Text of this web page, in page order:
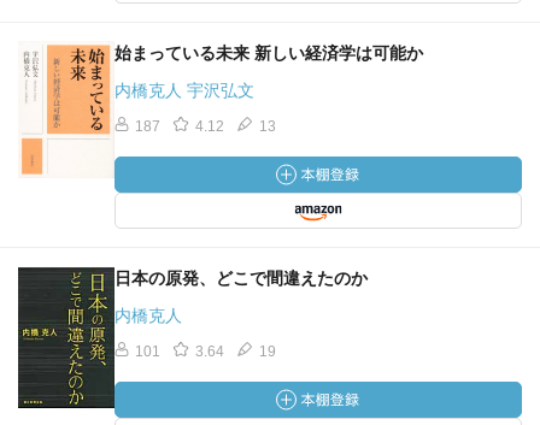
始まっている未来 新しい経済学は可能か
内橋克人 宇沢弘文
187 4.12 13
日本の原発、どこで間違えたのか
内橋克人
101 3.64 19